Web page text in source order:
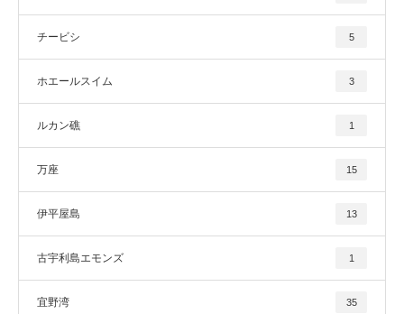
チービシ 5
ホエールスイム 3
ルカン礁 1
万座 15
伊平屋島 13
古宇利島エモンズ 1
宜野湾 35